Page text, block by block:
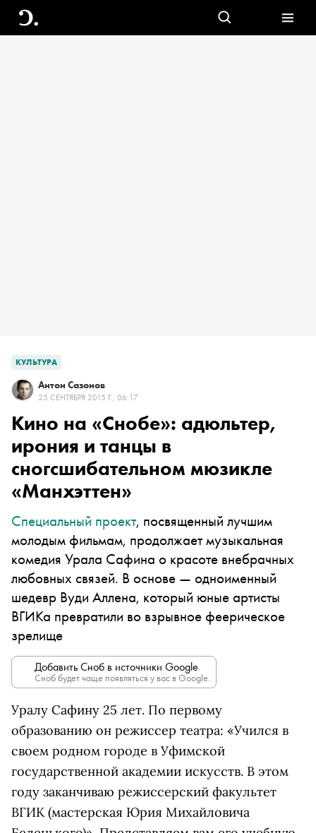
КУЛЬТУРА
Антон Сазонов
25 СЕНТЯБРЯ 2015 Г., 06:17
Кино на «Снобе»: адюльтер,
ирония и танцы в
сногсшибательном мюзикле
«Манхэттен»
Специальный проект, посвященный лучшим
молодым фильмам, продолжает музыкальная
комедия Урала Сафина о красоте внебрачных
любовных связей. В основе — одноименный
шедевр Вуди Аллена, который юные артисты
ВГИКа превратили во взрывное феерическое
зрелище
Добавить Сноб в источники Google
Сноб будет чаще появляться у вас в Google.
Уралу Сафину 25 лет. По первому
образованию он режиссер театра: «Учился в
своем родном городе в Уфимской
государственной академии искусств. В этом
году заканчиваю режиссерский факультет
ВГИК (мастерская Юрия Михайловича